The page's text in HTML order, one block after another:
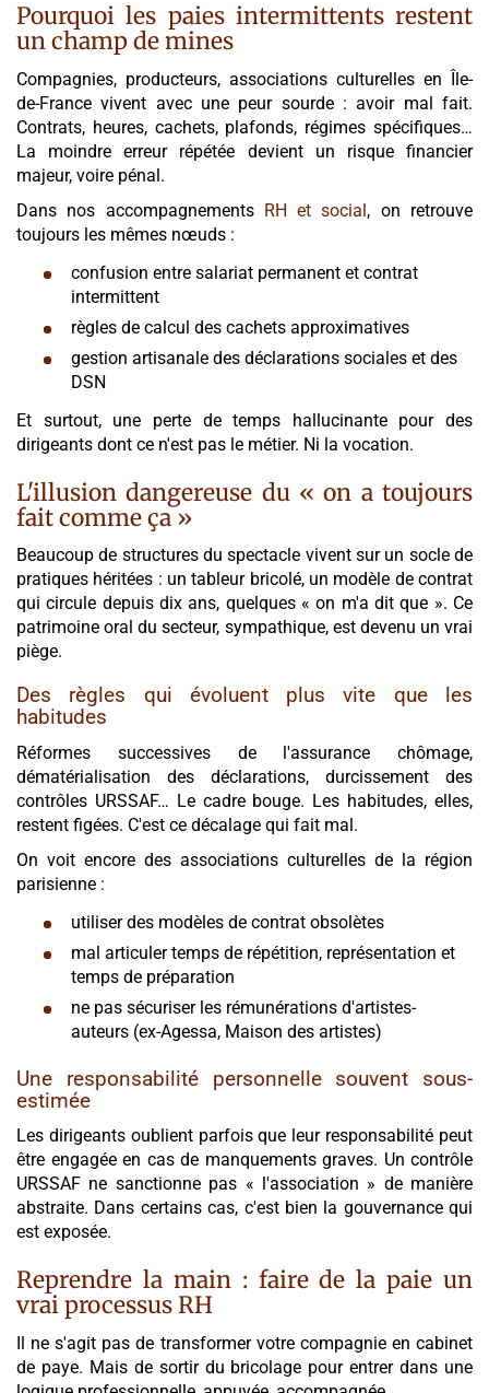
Pourquoi les paies intermittents restent
un champ de mines
Compagnies, producteurs, associations culturelles en Île-
de-France vivent avec une peur sourde : avoir mal fait.
Contrats, heures, cachets, plafonds, régimes spécifiques…
La moindre erreur répétée devient un risque financier
majeur, voire pénal.
Dans nos accompagnements RH et social, on retrouve
toujours les mêmes nœuds :
confusion entre salariat permanent et contrat
intermittent
règles de calcul des cachets approximatives
gestion artisanale des déclarations sociales et des
DSN
Et surtout, une perte de temps hallucinante pour des
dirigeants dont ce n'est pas le métier. Ni la vocation.
L'illusion dangereuse du « on a toujours
fait comme ça »
Beaucoup de structures du spectacle vivent sur un socle de
pratiques héritées : un tableur bricolé, un modèle de contrat
qui circule depuis dix ans, quelques « on m'a dit que ». Ce
patrimoine oral du secteur, sympathique, est devenu un vrai
piège.
Des règles qui évoluent plus vite que les
habitudes
Réformes successives de l'assurance chômage,
dématérialisation des déclarations, durcissement des
contrôles URSSAF… Le cadre bouge. Les habitudes, elles,
restent figées. C'est ce décalage qui fait mal.
On voit encore des associations culturelles de la région
parisienne :
utiliser des modèles de contrat obsolètes
mal articuler temps de répétition, représentation et
temps de préparation
ne pas sécuriser les rémunérations d'artistes-
auteurs (ex-Agessa, Maison des artistes)
Une responsabilité personnelle souvent sous-
estimée
Les dirigeants oublient parfois que leur responsabilité peut
être engagée en cas de manquements graves. Un contrôle
URSSAF ne sanctionne pas « l'association » de manière
abstraite. Dans certains cas, c'est bien la gouvernance qui
est exposée.
Reprendre la main : faire de la paie un
vrai processus RH
Il ne s'agit pas de transformer votre compagnie en cabinet
de paye. Mais de sortir du bricolage pour entrer dans une